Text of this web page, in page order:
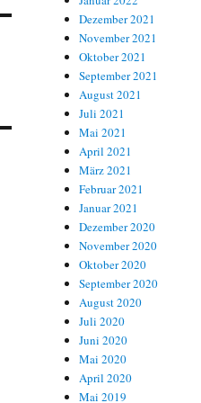
Dezember 2021
November 2021
Oktober 2021
September 2021
August 2021
Juli 2021
Mai 2021
April 2021
März 2021
Februar 2021
Januar 2021
Dezember 2020
November 2020
Oktober 2020
September 2020
August 2020
Juli 2020
Juni 2020
Mai 2020
April 2020
Mai 2019